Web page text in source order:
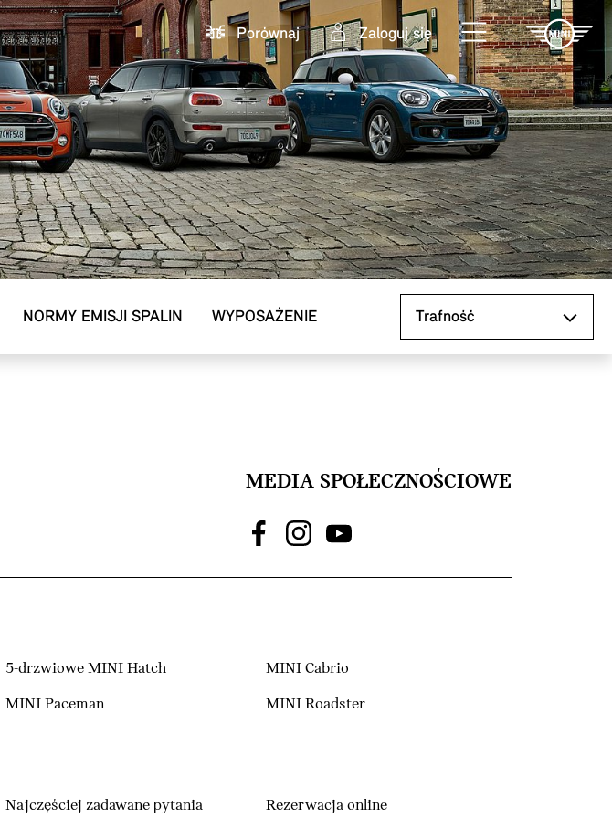
Porównaj
Zaloguj się
NORMY EMISJI SPALIN WYPOSAŻENIE
MEDIA SPOŁECZNOŚCIOWE
5-drzwiowe MINI Hatch MINI Cabrio
MINI Paceman MINI Roadster
Najczęściej zadawane pytania Rezerwacja online